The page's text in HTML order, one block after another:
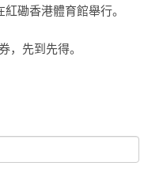
磡香港體育館舉行。
，先到先得。